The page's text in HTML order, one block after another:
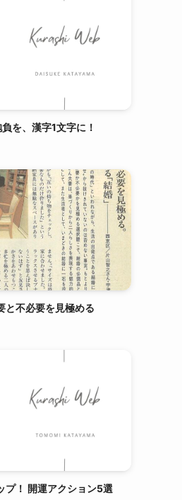
を、漢字1文字に！
と不必要を見極める
プ！ 開運アクション5選